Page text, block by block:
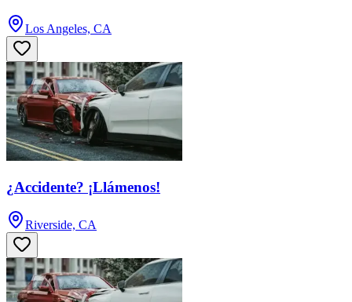
Los Angeles, CA
¿Accidente? ¡Llámenos!
Riverside, CA